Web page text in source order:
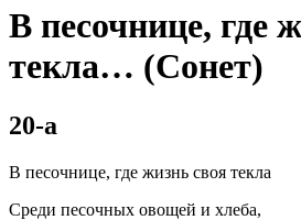
В песочнице, где
текла… (Сонет)
20-а
В песочнице, где жизнь своя текла
Среди песочных овощей и хлеба,